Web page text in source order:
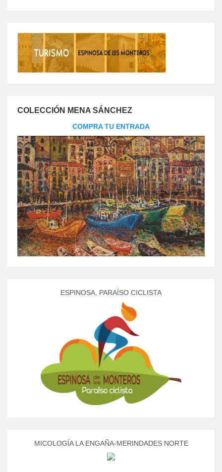
COLECCIÓN MENA SÁNCHEZ
COMPRA TU ENTRADA
ESPINOSA, PARAÍSO CICLISTA
MICOLOGÍA LA ENGAÑA-MERINDADES NORTE